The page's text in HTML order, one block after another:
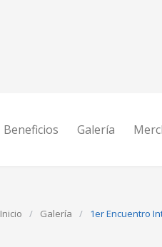
Beneficios Galería
Inicio / Galería / 1er Encuentro